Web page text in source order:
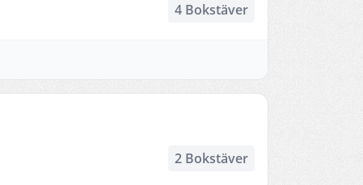
4 Bokstäver
2 Bokstäver